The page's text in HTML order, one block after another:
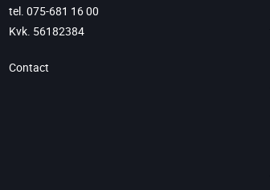
tel. 075-681 16 00
Kvk. 56182384
Contact